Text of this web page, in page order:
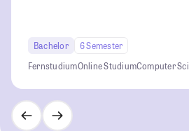
Bachelor
6 Semester
FernstudiumOnline StudiumComputer